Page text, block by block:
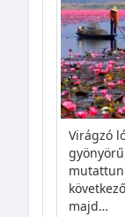
Virágzó
majd…